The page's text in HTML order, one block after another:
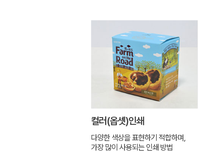
컬러(옵셋)인쇄
다양한 색상을 표현하기 적합하며,
가장 많이 사용되는 인쇄 방법